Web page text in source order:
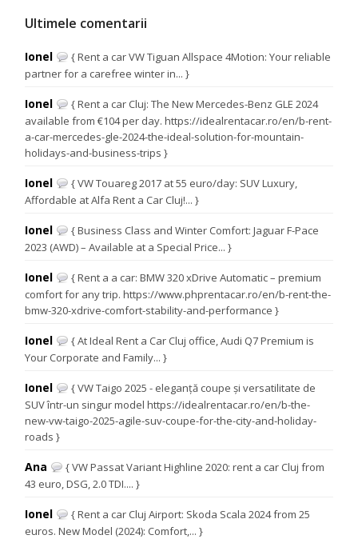
Ultimele comentarii
Ionel
{ Rent a car VW Tiguan Allspace 4Motion: Your reliable
partner for a carefree winter in... }
Ionel
{ Rent a car Cluj: The New Mercedes-Benz GLE 2024
available from €104 per day. https://idealrentacar.ro/en/b-rent-
a-car-mercedes-gle-2024-the-ideal-solution-for-mountain-
holidays-and-business-trips }
Ionel
{ VW Touareg 2017 at 55 euro/day: SUV Luxury,
Affordable at Alfa Rent a Car Cluj!... }
Ionel
{ Business Class and Winter Comfort: Jaguar F-Pace
2023 (AWD) – Available at a Special Price... }
Ionel
{ Rent a a car: BMW 320 xDrive Automatic – premium
comfort for any trip. https://www.phprentacar.ro/en/b-rent-the-
bmw-320-xdrive-comfort-stability-and-performance }
Ionel
{ At Ideal Rent a Car Cluj office, Audi Q7 Premium is
Your Corporate and Family... }
Ionel
{ VW Taigo 2025 - eleganță coupe și versatilitate de
SUV într-un singur model https://idealrentacar.ro/en/b-the-
new-vw-taigo-2025-agile-suv-coupe-for-the-city-and-holiday-
roads }
Ana
{ VW Passat Variant Highline 2020: rent a car Cluj from
43 euro, DSG, 2.0 TDI.... }
Ionel
{ Rent a car Cluj Airport: Skoda Scala 2024 from 25
euros. New Model (2024): Comfort,... }